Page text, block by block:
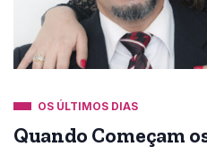
OS ÚLTIMOS DIAS
Quando Começam